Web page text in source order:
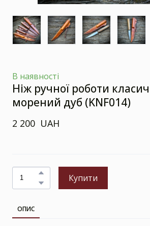
В наявності
Ніж ручної роботи
морений дуб (KNF014)
2 200  UAH
Купити
ОПИС